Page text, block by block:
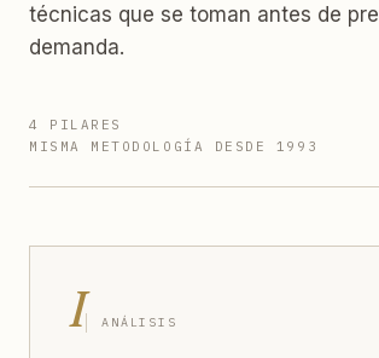
técnicas que se toman antes de
demanda.
4 PILARES
MISMA METODOLOGÍA DESDE 1993
I ANÁLISIS